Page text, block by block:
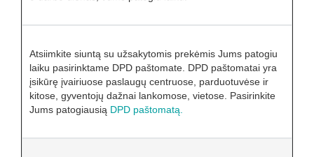
Atsiimkite siuntą su užsakytomis prekėmis Jums patogiu
laiku pasirinktame DPD paštomate. DPD paštomatai yra
įsikūrę įvairiuose paslaugų centruose, parduotuvėse ir
kitose, gyventojų dažnai lankomose, vietose. Pasirinkite
Jums patogiausią DPD paštomatą.